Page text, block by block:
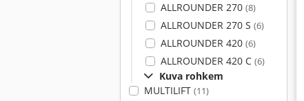
ALLROUNDER 270 (8)
ALLROUNDER 270 S (6)
ALLROUNDER 420 (6)
ALLROUNDER 420 C (6)
Kuva rohkem
MULTILIFT (11)